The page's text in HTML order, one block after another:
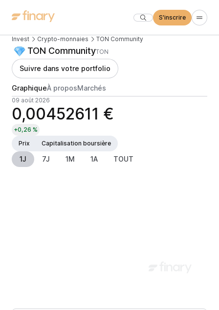
S'inscrire
Invest Crypto-monnaies TON Community
TON CommunityTON
Suivre dans votre portfolio
GraphiqueÀ proposMarchés
09 août 2026
0,00452611 €
+0,26 %
Prix
Capitalisation boursière
1J 7J 1M 1A TOUT